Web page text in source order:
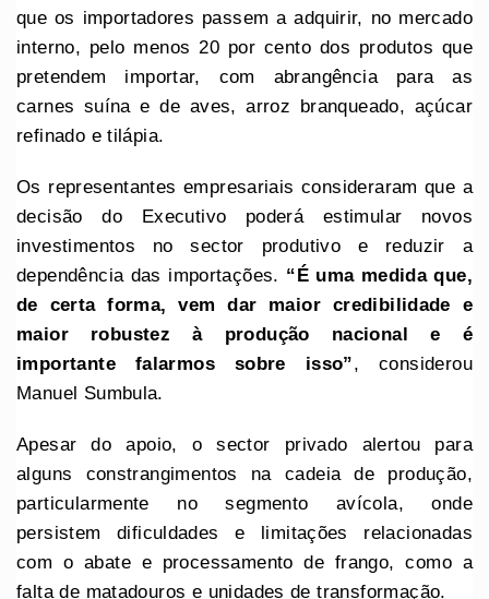
que os importadores passem a adquirir, no mercado
interno, pelo menos 20 por cento dos produtos que
pretendem importar, com abrangência para as
carnes suína e de aves, arroz branqueado, açúcar
refinado e tilápia.
Os representantes empresariais consideraram que a
decisão do Executivo poderá estimular novos
investimentos no sector produtivo e reduzir a
dependência das importações. “É uma medida que,
de certa forma, vem dar maior credibilidade e
maior robustez à produção nacional e é
importante falarmos sobre isso”, considerou
Manuel Sumbula.
Apesar do apoio, o sector privado alertou para
alguns constrangimentos na cadeia de produção,
particularmente no segmento avícola, onde
persistem dificuldades e limitações relacionadas
com o abate e processamento de frango, como a
falta de matadouros e unidades de transformação.